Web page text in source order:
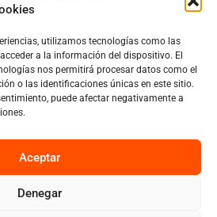
utilizamos tecnologías como las
a la información del dispositivo. El
nos permitirá procesar datos como el
o las identificaciones únicas en este sitio.
puede afectar negativamente a
Aceptar
Denegar
Academia
Podcast
Sobre Mariano